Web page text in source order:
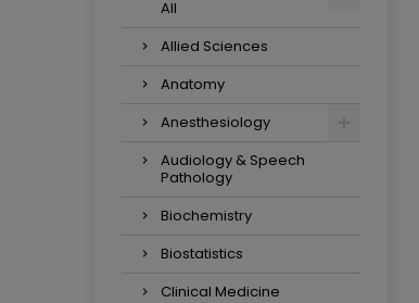
All
Allied Sciences
Anatomy
Anesthesiology
Audiology & Speech
Pathology
Biochemistry
Biostatistics
Clinical Medicine